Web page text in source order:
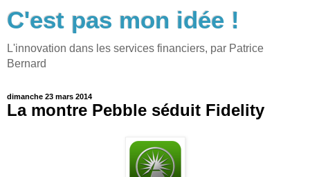
C'est pas mon idée !
L'innovation dans les services financiers, par Patrice
Bernard
dimanche 23 mars 2014
La montre Pebble séduit Fidelity